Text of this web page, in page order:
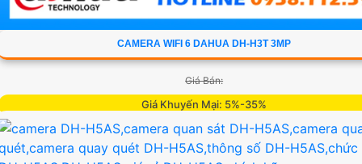
CAMERA WIFI 6 DAHUA DH-H3T 3MP
Giá Bán:
Giá Khuyến Mại: 5%-35%
Dahua DH-H3T là dòng camera quay quét trong nhà 355°
Wi-Fi 6 Công nghệ AI phát hiện người chuyển động và âm